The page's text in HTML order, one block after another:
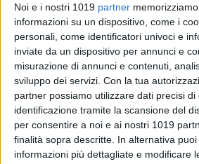
Noi e i nostri 1019 partner
informazioni su un dispositivo, come i
personali, come identificatori univoci e
inviate da un dispositivo per annunci e
misurazione di annunci e contenuti,
sviluppo dei servizi. Con la tua
partner possiamo utilizzare dati precisi
identificazione tramite la scansione del
per consentire a noi e ai nostri 1019
finalità sopra descritte. In alternativa
informazioni più dettagliate e modificare
episodi di tutte e 12 le
serie, realizzata trail
Sempre da stasera,on
NOW
verrà reso
boxset de “La signora in
che ha vinto dueGolden
Miglior serie drammatica,
nel 1985.